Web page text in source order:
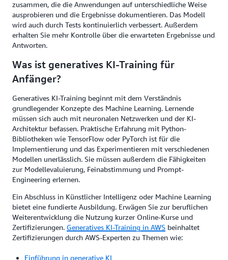
zusammen, die die Anwendungen auf unterschiedliche Weise
ausprobieren und die Ergebnisse dokumentieren. Das Modell
wird auch durch Tests kontinuierlich verbessert. Außerdem
erhalten Sie mehr Kontrolle über die erwarteten Ergebnisse und
Antworten.
Was ist generatives KI-Training für
Anfänger?
Generatives KI-Training beginnt mit dem Verständnis
grundlegender Konzepte des Machine Learning. Lernende
müssen sich auch mit neuronalen Netzwerken und der KI-
Architektur befassen. Praktische Erfahrung mit Python-
Bibliotheken wie TensorFlow oder PyTorch ist für die
Implementierung und das Experimentieren mit verschiedenen
Modellen unerlässlich. Sie müssen außerdem die Fähigkeiten
zur Modellevaluierung, Feinabstimmung und Prompt-
Engineering erlernen.
Ein Abschluss in Künstlicher Intelligenz oder Machine Learning
bietet eine fundierte Ausbildung. Erwägen Sie zur beruflichen
Weiterentwicklung die Nutzung kurzer Online-Kurse und
Zertifizierungen. Generatives KI-Training in AWS beinhaltet
Zertifizierungen durch AWS-Experten zu Themen wie:
Einführung in generative KI